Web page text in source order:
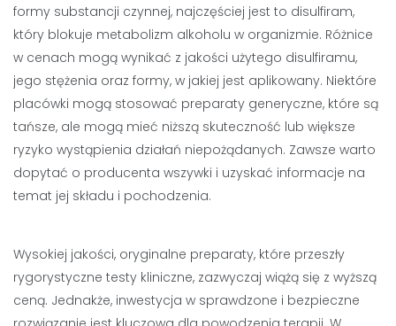
formy substancji czynnej, najczęściej jest to disulfiram,
który blokuje metabolizm alkoholu w organizmie. Różnice
w cenach mogą wynikać z jakości użytego disulfiramu,
jego stężenia oraz formy, w jakiej jest aplikowany. Niektóre
placówki mogą stosować preparaty generyczne, które są
tańsze, ale mogą mieć niższą skuteczność lub większe
ryzyko wystąpienia działań niepożądanych. Zawsze warto
dopytać o producenta wszywki i uzyskać informacje na
temat jej składu i pochodzenia.
Wysokiej jakości, oryginalne preparaty, które przeszły
rygorystyczne testy kliniczne, zazwyczaj wiążą się z wyższą
ceną. Jednakże, inwestycja w sprawdzone i bezpieczne